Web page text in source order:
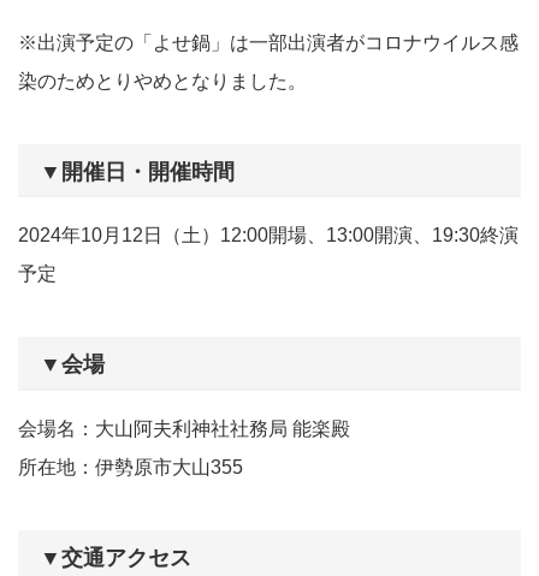
※出演予定の「よせ鍋」は一部出演者がコロナウイルス感
染のためとりやめとなりました。
▼開催日・開催時間
2024年10月12日（土）12:00開場、13:00開演、19:30終演
予定
▼会場
会場名：大山阿夫利神社社務局 能楽殿
所在地：伊勢原市大山355
▼交通アクセス